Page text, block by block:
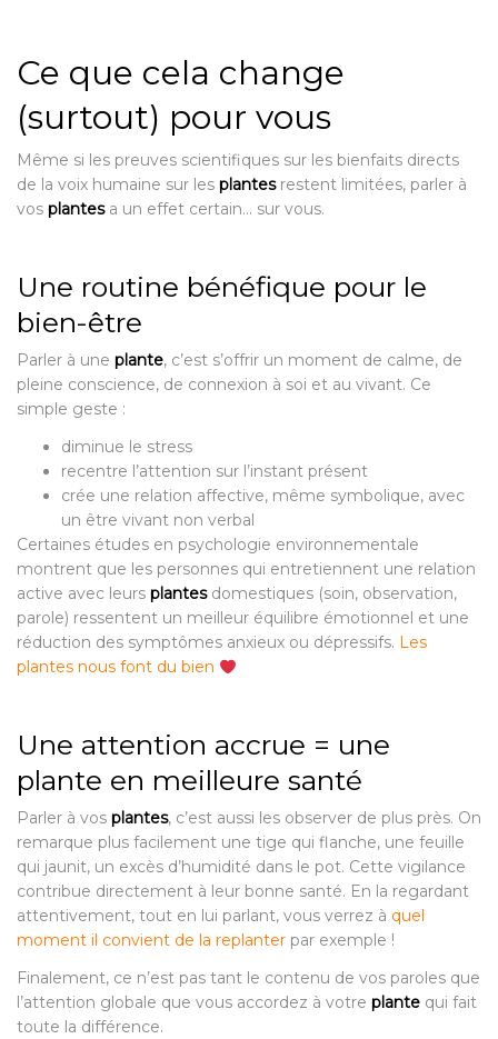
Ce que cela change
(surtout) pour vous
Même si les preuves scientifiques sur les bienfaits directs
de la voix humaine sur les plantesrestent limitées, parler à
vos plantesa un effet certain… sur vous.
Une routine bénéfique pour le
bien-être
Parler à une plante, c’est s’offrir un moment de calme, de
pleine conscience, de connexion à soi et au vivant. Ce
simple geste :
diminue le stress
recentre l’attention sur l’instant présent
crée une relation affective, même symbolique, avec
un être vivant non verbal
Certaines études en psychologie environnementale
montrent que les personnes qui entretiennent une relation
active avec leurs plantesdomestiques (soin, observation,
parole) ressentent un meilleur équilibre émotionnel et une
réduction des symptômes anxieux ou dépressifs. Les
plantes nous font du bien
Une attention accrue = une
plante en meilleure santé
Parler à vos plantes, c’est aussi les observer de plus près. On
remarque plus facilement une tige qui flanche, une feuille
qui jaunit, un excès d’humidité dans le pot. Cette vigilance
contribue directement à leur bonne santé. En la regardant
attentivement, tout en lui parlant, vous verrez à quel
moment il convient de la replanter par exemple !
Finalement, ce n’est pas tant le contenu de vos paroles que
l’attention globale que vous accordez à votre plante qui fait
toute la différence.